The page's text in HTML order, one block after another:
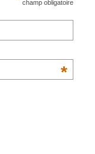
champ obligatoire
*